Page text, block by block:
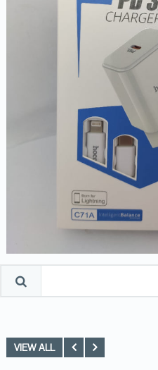
VIEW ALL